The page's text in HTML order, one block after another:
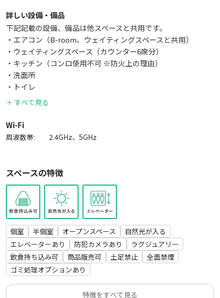
詳しい設備・備品
下記記載の設備、備品は他スペースと共用です。
・エアコン（B-room、ウェイティングスペースと共用）
・ウェイティングスペース（カウンター6席分）
・キッチン（コンロ使用不可 ※防火上の理由）
・洗面所
・トイレ
・冷蔵冷凍庫
・電気ケトル
・食器用洗剤、ハンドソープ、食器用スポンジ、食器用水切り
・スリッパ（6名分）
・コードレススティック掃除機（ほこりモップ付き）
・壁掛け時計
＋ すべて見る
Wi-Fi
周波数帯: 2.4GHz、5GHz
スペースの特徴
個室 半個室 オープンスペース
自然光が入る
エレベーターあり
防犯カメラあり
ラグジュアリー
飲食持ち込み可
商品販売可 土足禁止
全面禁煙
ゴミ処理オプションあり
特徴をすべて見る